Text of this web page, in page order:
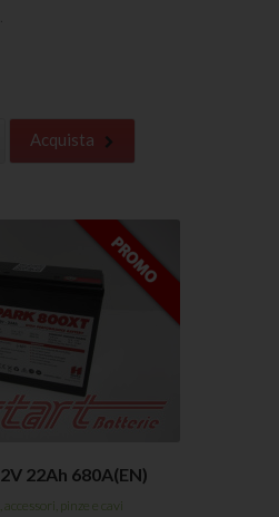
Acquista
22Ah 680A(EN)
pinze e cavi